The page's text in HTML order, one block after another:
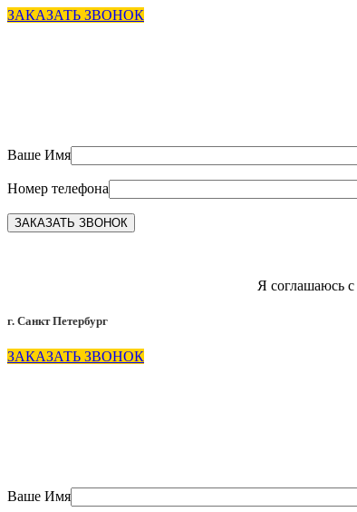
ЗАКАЗАТЬ ЗВОНОК
Ваше Имя
Номер телефона
Я соглашаюсь с
г. Санкт Петербург
ЗАКАЗАТЬ ЗВОНОК
Ваше Имя